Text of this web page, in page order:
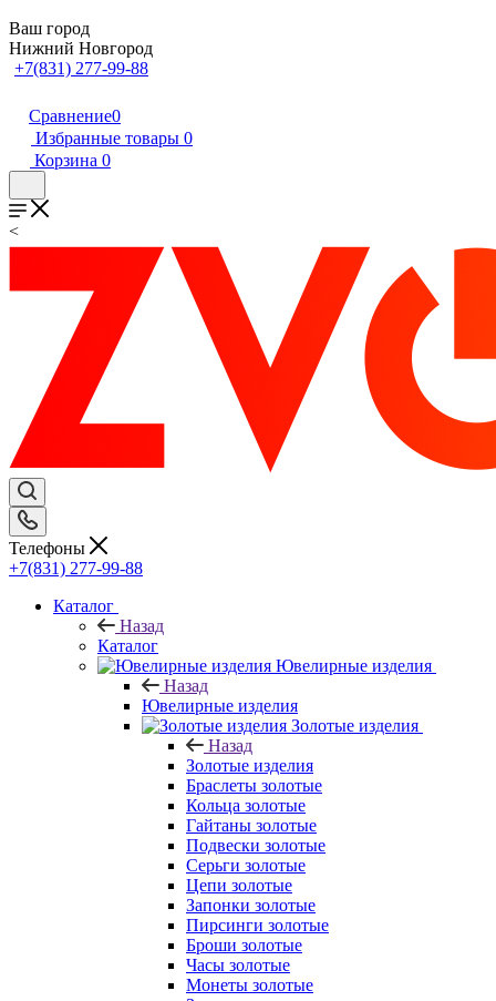
Ваш город
Нижний Новгород
+7(831) 277-99-88
Сравнение0
Избранные товары 0
Корзина 0
<
Телефоны
+7(831) 277-99-88
Каталог
Назад
Каталог
Ювелирные изделия
Назад
Ювелирные изделия
Золотые изделия
Назад
Золотые изделия
Браслеты золотые
Кольца золотые
Гайтаны золотые
Подвески золотые
Серьги золотые
Цепи золотые
Запонки золотые
Пирсинги золотые
Броши золотые
Часы золотые
Монеты золотые